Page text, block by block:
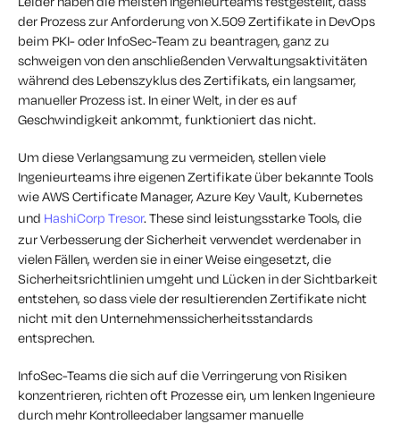
der Prozesszur Anforderung vonX.509Zertifikate in DevOps
beim PKI- oder InfoSec-Team zu beantragen, ganz zu
schweigen von den anschließenden Verwaltungsaktivitäten
während des Lebenszyklus des Zertifikats, ein langsamer,
manueller Prozess ist. In einer Welt, in der es auf
Geschwindigkeit ankommt, funktioniert das nicht.
Um diese Verlangsamung zu vermeiden, stellen viele
Ingenieurteams ihre eigenen Zertifikate über bekannteTools
wie AWS Certificate Manager, Azure Key Vault, Kubernetes
und HashiCorp Tresor. These sind leistungsstarke Tools, die
zur Verbesserung der Sicherheit verwendet werdenaber in
vielen Fällen, werden sie in einer Weise eingesetzt, die
Sicherheitsrichtlinien umgeht und Lücken in der Sichtbarkeit
entstehen, so dassviele der resultierenden Zertifikate nicht
nicht mit den Unternehmenssicherheitsstandards
entsprechen.
InfoSec-Teamsdie sich auf die Verringerung von Risiken
konzentrieren, richten oft Prozesse ein, um lenken Ingenieure
durch mehr Kontrolleedaber langsamer manuelle